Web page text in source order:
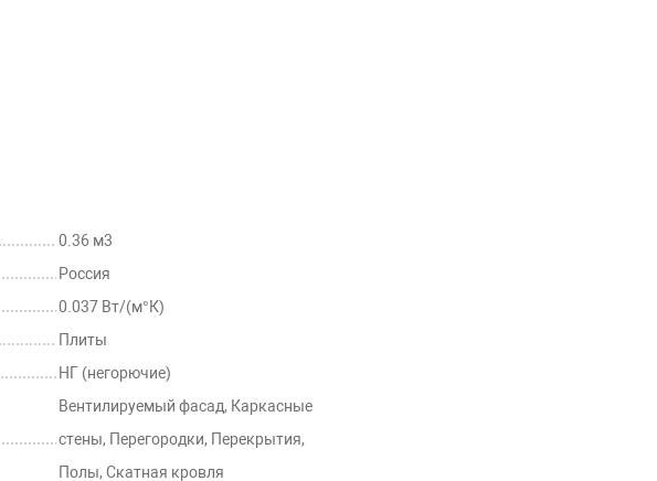
0.36 м3
Россия
0.037 Вт/(м°К)
Плиты
НГ (негорючие)
Вентилируемый фасад, Каркасные
стены, Перегородки, Перекрытия,
Полы, Скатная кровля